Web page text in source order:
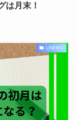
は月末！
LINEMO